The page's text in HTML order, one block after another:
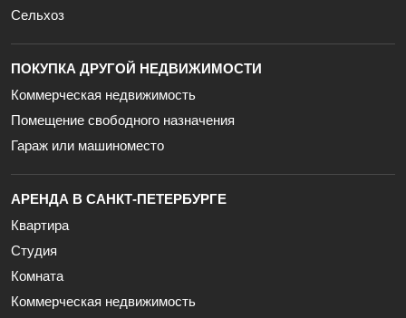
Сельхоз
ПОКУПКА ДРУГОЙ НЕДВИЖИМОСТИ
Коммерческая недвижимость
Помещение свободного назначения
Гараж или машиноместо
АРЕНДА В САНКТ-ПЕТЕРБУРГЕ
Квартира
Студия
Комната
Коммерческая недвижимость